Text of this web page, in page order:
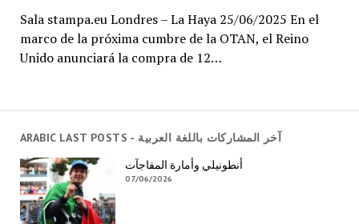
ARABIC LAST POSTS - آخر المشاركات باللغة العربية
أنطونيلي وأمارة المفاجآت
07/06/2026
Sala stampa.eu Londres – La Haya 25/06/2025 En el
marco de la próxima cumbre de la OTAN, el Reino
Unido anunciará la compra de 12…